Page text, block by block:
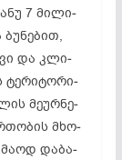
7 მი­ლი­
და კლი­
ტე­რი­ტო­რი­
მე­ურ­ნე­
მხო­­
და­ბა­